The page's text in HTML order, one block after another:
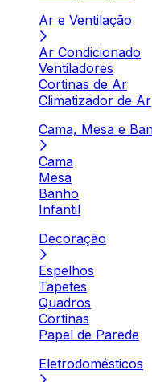
Ar e Ventilação
Ar Condicionado
Ventiladores
Cortinas de Ar
Climatizador de Ar
Cama, Mesa e
Cama
Mesa
Banho
Infantil
Decoração
Espelhos
Tapetes
Quadros
Cortinas
Papel de Parede
Eletrodomésticos